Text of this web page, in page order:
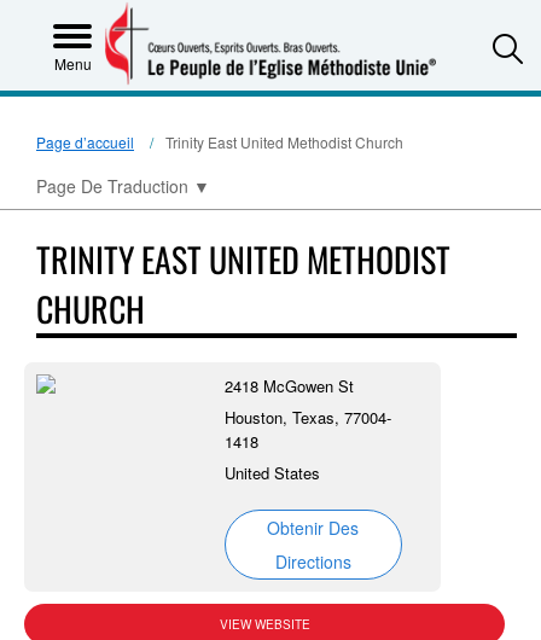
Menu
Page d’accueil Trinity East United Methodist Church
Page De Traduction ▼
TRINITY EAST UNITED METHODIST
CHURCH
2418 McGowen St
Houston, Texas, 77004-
1418
United States
Obtenir Des
Directions
VIEW WEBSITE